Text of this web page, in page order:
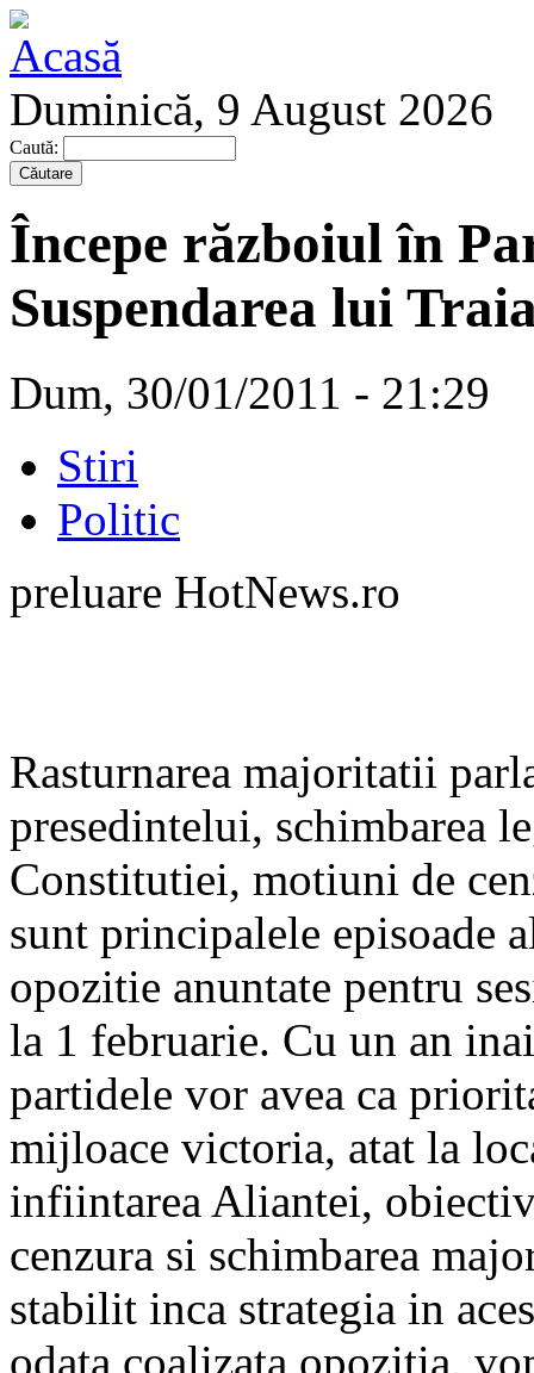
Duminică, 9 August 2026
Caută:
Începe războiul în
Suspendarea lui
Dum, 30/01/2011 - 21:29
Stiri
Politic
preluare HotNews.ro
Rasturnarea majoritatii
presedintelui, schimbarea
Constitutiei, motiuni de
sunt principalele episoade
opozitie anuntate pentru
la 1 februarie. Cu un an
partidele vor avea ca
mijloace victoria, atat la
infiintarea Aliantei,
cenzura si schimbarea
stabilit inca strategia in
odata coalizata opozitia,